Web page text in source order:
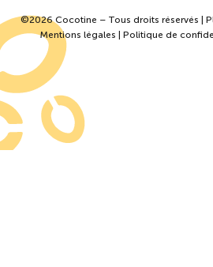
©2026 Cocotine – Tous droits réservés |
Mentions légales
Politique de